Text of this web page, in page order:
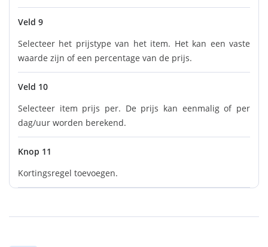
Veld 9
Selecteer het prijstype van het item. Het kan een vaste
waarde zijn of een percentage van de prijs.
Veld 10
Selecteer item prijs per. De prijs kan eenmalig of per
dag/uur worden berekend.
Knop 11
Kortingsregel toevoegen.